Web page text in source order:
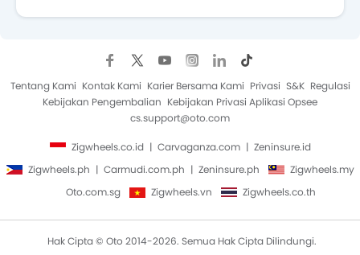
Tentang Kami Kontak Kami Karier Bersama Kami Privasi S&K Regulasi
Kebijakan Pengembalian Kebijakan Privasi Aplikasi Opsee
cs.support@oto.com
Zigwheels.co.id Carvaganza.com
Zeninsure.id
Zigwheels.ph
Carmudi.com.ph Zeninsure.ph
Zigwheels.my
Oto.com.sg
Zigwheels.vn Zigwheels.co.th
Hak Cipta © Oto 2014-2026. Semua Hak Cipta Dilindungi.